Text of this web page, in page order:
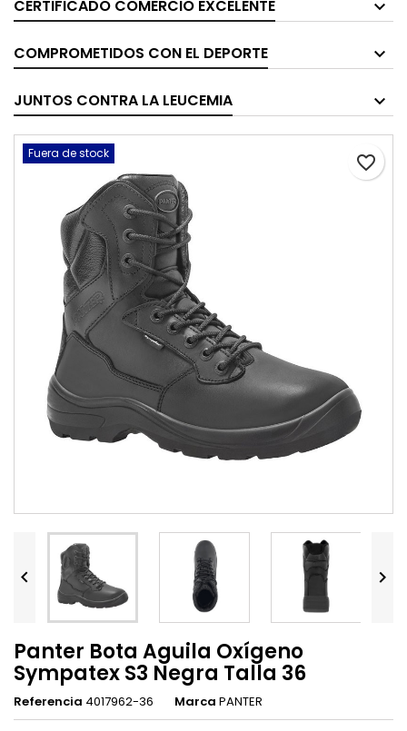
CERTIFICADO COMERCIO EXCELENTE
COMPROMETIDOS CON EL DEPORTE
JUNTOS CONTRA LA LEUCEMIA
favorite_border
Fuera de stock
 
Panter Bota Aguila Oxígeno
Sympatex S3 Negra Talla 36
Referencia 4017962-36 Marca PANTER